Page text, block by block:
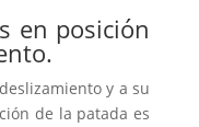
en posición
y a su
de la patada es